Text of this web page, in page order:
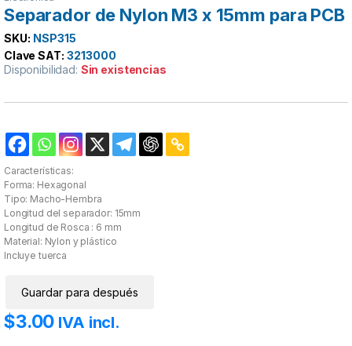
Separador de Nylon M3 x 15mm para PCB
SKU: NSP315
Clave SAT: 3213000
Disponibilidad: Sin existencias
Características:
Forma: Hexagonal
Tipo: Macho-Hembra
Longitud del separador: 15mm
Longitud de Rosca : 6 mm
Material: Nylon y plástico
Incluye tuerca
Guardar para después
$3.00 IVA incl.